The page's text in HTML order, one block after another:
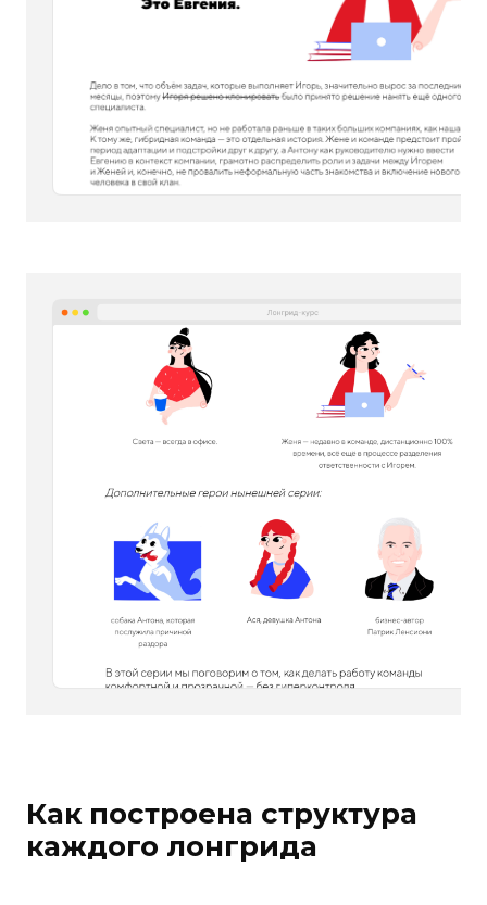
Мы сразу же заложили в курс
сериальность. Так, каждая серия
начинается с описания самых
интересных моментов, которые
ждут «зрителя», а в конце —
интрига, чтобы захотелось узнать,
что будет дальше.
Юля Максина
Автор проекта Тру
В этой серии тебя ждет
Чтобы читатели понимали, о чём
будут читать в этом лонгриде.
Современная теория с опорой
на исследования. Она могла быть
в тексте, видео или в виде чек-
эмоционально.